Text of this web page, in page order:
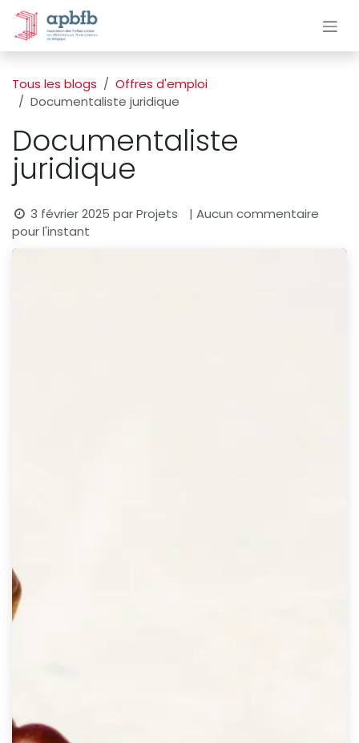
Se rendre au contenu
Tous les blogs
Offres d'emploi
Documentaliste juridique
Documentaliste
juridique
3 février 2025 parProjets
| Aucun commentaire
pour l'instant